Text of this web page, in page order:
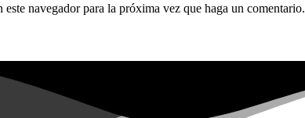
navegador para la próxima vez que haga un comentario.